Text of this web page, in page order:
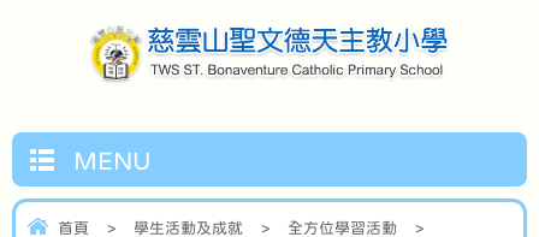
MENU
首頁 > 學生活動及成就 > 全方位學習活動
>